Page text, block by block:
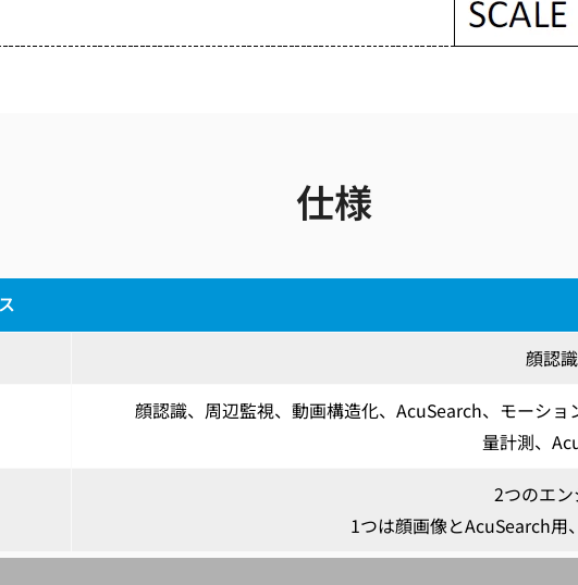
仕様
顔認識
顔認識、周辺監視、動画構造化、AcuSearch、モーシ
量計測、
2つのエ
1つは顔画像とAcuSearch用